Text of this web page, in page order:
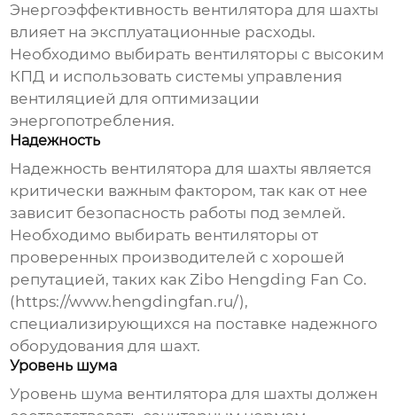
Энергоэффективность вентилятора для шахты
влияет на эксплуатационные расходы.
Необходимо выбирать вентиляторы с высоким
КПД и использовать системы управления
вентиляцией для оптимизации
энергопотребления.
Надежность
Надежность вентилятора для шахты является
критически важным фактором, так как от нее
зависит безопасность работы под землей.
Необходимо выбирать вентиляторы от
проверенных производителей с хорошей
репутацией, таких как Zibo Hengding Fan Co.
( https://www.hengdingfan.ru/),
специализирующихся на поставке надежного
оборудования для шахт.
Уровень шума
Уровень шума вентилятора для шахты должен